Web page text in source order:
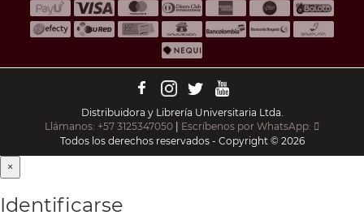
Distribuidora y Librería Universitaria Ltda.
Llámanos: +57 3125347050
Escríbenos por WhatsApp:
Todos los derechos reservados - Copyright © 2026
×
Identificarse